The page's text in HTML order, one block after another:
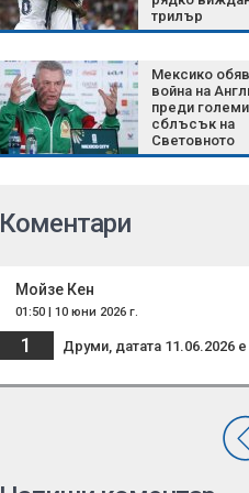
трилър
Мексико
война на
преди
сблъсък на
Световното
Коментари
Мойзе Кен
01:50 | 10 юни 2026 г.
1 Друми, датата 11.06.2026